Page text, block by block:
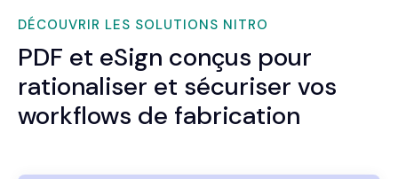
DÉCOUVRIR LES SOLUTIONS NITRO
PDF et eSign conçus pour
rationaliser et sécuriser vos
workflows de fabrication